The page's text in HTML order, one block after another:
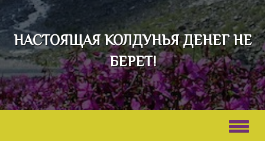
НАСТОЯЩАЯ КОЛДУНЬЯ ДЕНЕГ НЕ
БЕРЕТ!